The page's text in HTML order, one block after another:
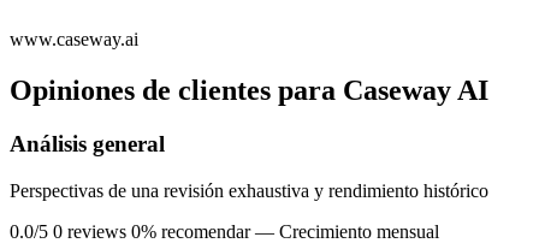
www.caseway.ai
Opiniones de clientes para Caseway AI
Análisis general
Perspectivas de una revisión exhaustiva y rendimiento histórico
0.0/5 0 reviews 0% recomendar — Crecimiento mensual